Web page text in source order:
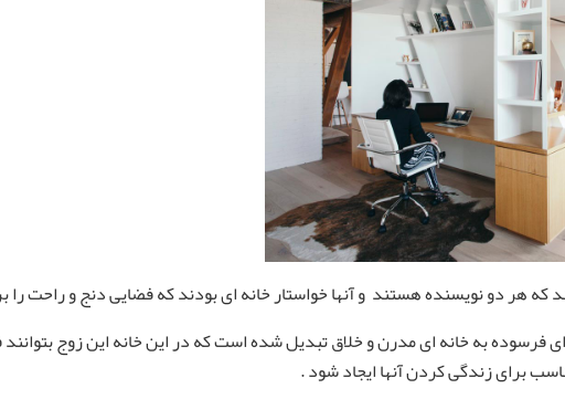
هر دو نویسنده هستند و آنها خواستار خانه ای بودند که فضایی دنج و راحت را
ای فرسوده به خانه ای مدرن و خلاق تبدیل شده است که در این خانه این زوج
برای زندگی کردن آنها ایجاد شود .